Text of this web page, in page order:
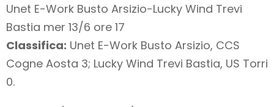
Unet E-Work Busto Arsizio-Lucky Wind Trevi
Bastia mer 13/6 ore 17
Classifica: Unet E-Work Busto Arsizio, CCS
Cogne Aosta 3; Lucky Wind Trevi Bastia, US Torri
0.